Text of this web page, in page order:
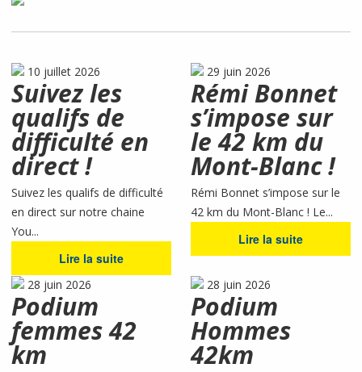
10 juillet 2026
Suivez les
qualifs de
difficulté en
direct !
Suivez les qualifs de difficulté
en direct sur notre chaine
You...
Lire la suite
29 juin 2026
Rémi Bonnet
s’impose sur
le 42 km du
Mont-Blanc !
Rémi Bonnet s’impose sur le
42 km du Mont-Blanc ! Le...
Lire la suite
28 juin 2026
Podium
femmes 42
km
28 juin 2026
Podium
Hommes
42km